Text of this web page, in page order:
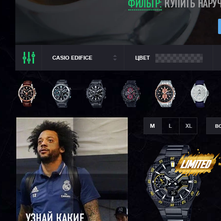
ФИЛЬТР:КУПИТЬ
CASIO EDIFICE
CASIO EDIFICE
ВСЕ CASIO
CASIO G-SHOCK
CASIO BABY-G
CASIO PRO TREK
CITIZEN
SEIKO
ORIENT
ЦВЕТ
M XL